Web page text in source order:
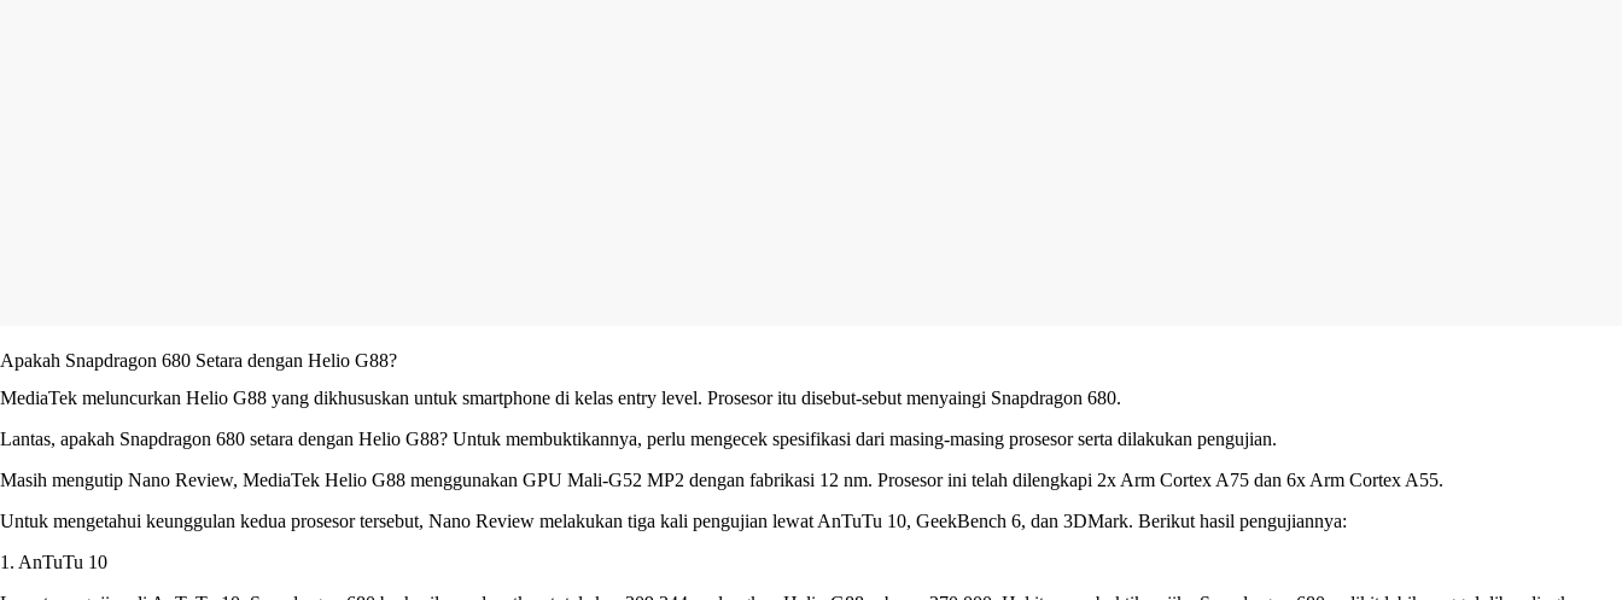
Apakah Snapdragon 680 Setara dengan Helio G88?
MediaTek meluncurkan Helio G88 yang dikhususkan untuk smartphone di kelas entry level. Prosesor itu disebut-sebut menyaingi Snapdragon 680.
Lantas, apakah Snapdragon 680 setara dengan Helio G88? Untuk membuktikannya, perlu mengecek spesifikasi dari masing-masing prosesor serta dilakukan pengujian.
Masih mengutip Nano Review, MediaTek Helio G88 menggunakan GPU Mali-G52 MP2 dengan fabrikasi 12 nm. Prosesor ini telah dilengkapi 2x Arm Cortex A75 dan 6x Arm Cortex A55.
Untuk mengetahui keunggulan kedua prosesor tersebut, Nano Review melakukan tiga kali pengujian lewat AnTuTu 10, GeekBench 6, dan 3DMark. Berikut hasil pengujiannya:
1. AnTuTu 10